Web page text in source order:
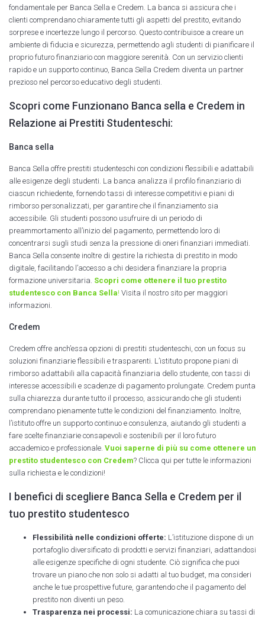
fondamentale per Banca Sella e Credem. La banca si assicura che i
clienti comprendano chiaramente tutti gli aspetti del prestito, evitando
sorprese e incertezze lungo il percorso. Questo contribuisce a creare un
ambiente di fiducia e sicurezza, permettendo agli studenti di pianificare il
proprio futuro finanziario con maggiore serenità. Con un servizio clienti
rapido e un supporto continuo, Banca Sella Credem diventa un partner
prezioso nel percorso educativo degli studenti.
Scopri come Funzionano Banca sella e Credem in
Relazione ai Prestiti Studenteschi:
Banca sella
Banca Sella offre prestiti studenteschi con condizioni flessibili e adattabili
alle esigenze degli studenti. La banca analizza il profilo finanziario di
ciascun richiedente, fornendo tassi di interesse competitivi e piani di
rimborso personalizzati, per garantire che il finanziamento sia
accessibile. Gli studenti possono usufruire di un periodo di
preammortamento all’inizio del pagamento, permettendo loro di
concentrarsi sugli studi senza la pressione di oneri finanziari immediati.
Banca Sella consente inoltre di gestire la richiesta di prestito in modo
digitale, facilitando l’accesso a chi desidera finanziare la propria
formazione universitaria. Scopri come ottenere il tuo prestito
studentesco con Banca Sella! Visita il nostro sito per maggiori
informazioni.
Credem
Credem offre anch’essa opzioni di prestiti studenteschi, con un focus su
soluzioni finanziarie flessibili e trasparenti. L’istituto propone piani di
rimborso adattabili alla capacità finanziaria dello studente, con tassi di
interesse accessibili e scadenze di pagamento prolungate. Credem punta
sulla chiarezza durante tutto il processo, assicurando che gli studenti
comprendano pienamente tutte le condizioni del finanziamento. Inoltre,
l’istituto offre un supporto continuo e consulenza, aiutando gli studenti a
fare scelte finanziarie consapevoli e sostenibili per il loro futuro
accademico e professionale. Vuoi saperne di più su come ottenere un
prestito studentesco con Credem? Clicca qui per tutte le informazioni
sulla richiesta e le condizioni!
I benefici di scegliere Banca Sella e Credem per il
tuo prestito studentesco
Flessibilità nelle condizioni offerte: L’istituzione dispone di un
portafoglio diversificato di prodotti e servizi finanziari, adattandosi
alle esigenze specifiche di ogni studente. Ciò significa che puoi
trovare un piano che non solo si adatti al tuo budget, ma consideri
anche le tue prospettive future, garantendo che il pagamento del
prestito non diventi un peso.
Trasparenza nei processi: La comunicazione chiara su tassi di